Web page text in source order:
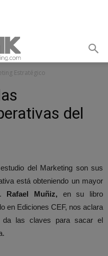
Estratégico
del
del Marketing son sus
está obteniendo un mayor
Rafael Muñiz, en su libro
en Ediciones CEF, nos aclara
da las claves para sacar el